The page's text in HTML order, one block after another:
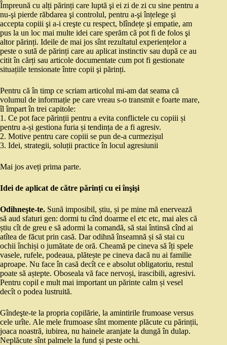
Împreună cu alți părinți care luptă şi ei zi de zi cu sine pentru a
nu-şi pierde răbdarea şi controlul, pentru a-şi înțelege şi
accepta copiii şi a-i creşte cu respect, blîndețe şi empatie, am
pus la un loc mai multe idei care sperăm că pot fi de folos şi
altor părinți. Ideile de mai jos sînt rezultatul experiențelor a
peste o sută de părinți care au aplicat instinctiv sau după ce au
citit în cărți sau articole documentate cum pot fi gestionate
situațiile tensionate între copii şi părinți.
Pentru că în timp ce scriam articolul mi-am dat seama că
volumul de informație pe care vreau s-o transmit e foarte mare,
îl împart în trei capitole:
1. Ce pot face părinții pentru a evita conflictele cu copiii și
pentru a-și gestiona furia și tendința de a fi agresiv.
2. Motive pentru care copiii se pun de-a curmezișul
3. Idei, strategii, soluții practice în locul agresiunii
Mai jos aveți prima parte.
Idei de aplicat de către părinți cu ei înşişi
Odihneşte-te. Sună imposibil, știu, și pe mine mă enervează
să aud sfaturi gen: dormi tu cînd doarme el etc etc, mai ales că
știu cît de greu e să adormi la comandă, să stai întinsă cînd ai
atîtea de făcut prin casă. Dar odihnă înseamnă și să stai cu
ochii închiși o jumătate de oră. Cheamă pe cineva să îți spele
vasele, rufele, podeaua, plătește pe cineva dacă nu ai familie
aproape. Nu face în casă decît ce e absolut obligatoriu, restul
poate să aștepte. Oboseala vă face nervoși, irascibili, agresivi.
Pentru copil e mult mai important un părinte calm și vesel
decît o podea lustruită.
Gîndeşte-te la propria copilărie, la amintirile frumoase versus
cele urîte. Ale mele frumoase sînt momente plăcute cu părinții,
joaca noastră, iubirea, nu hainele aranjate la dungă în dulap.
Neplăcute sînt palmele la fund și peste ochi.